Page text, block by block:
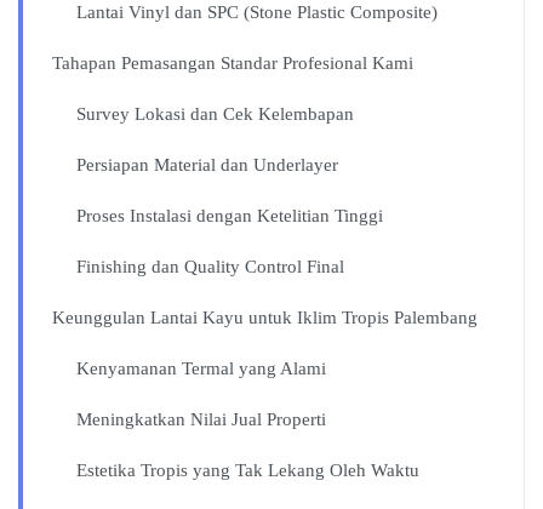
Lantai Vinyl dan SPC (Stone Plastic Composite)
Tahapan Pemasangan Standar Profesional Kami
Survey Lokasi dan Cek Kelembapan
Persiapan Material dan Underlayer
Proses Instalasi dengan Ketelitian Tinggi
Finishing dan Quality Control Final
Keunggulan Lantai Kayu untuk Iklim Tropis Palembang
Kenyamanan Termal yang Alami
Meningkatkan Nilai Jual Properti
Estetika Tropis yang Tak Lekang Oleh Waktu